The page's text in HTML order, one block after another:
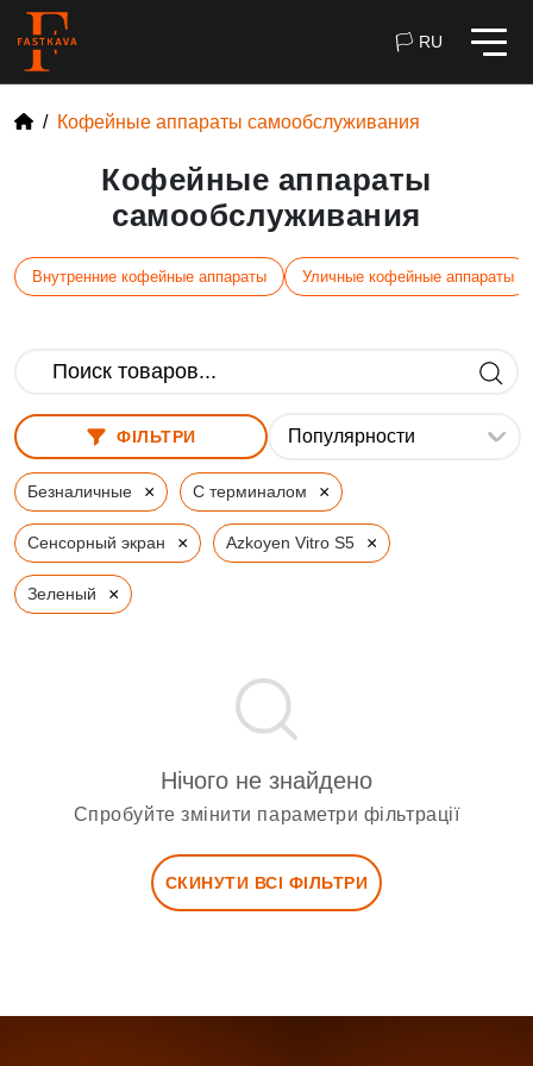
🏳 RU
Кофейные аппараты самообслуживания
Кофейные аппараты
самообслуживания
Внутренние кофейные аппараты Уличные кофейные аппараты
ФІЛЬТРИ
Безналичные × С терминалом ×
Сенсорный экран × Azkoyen Vitro S5 ×
Зеленый ×
Нічого не знайдено
Спробуйте змінити параметри фільтрації
СКИНУТИ ВСІ ФІЛЬТРИ